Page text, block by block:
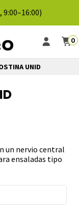
0
UNID
un nervio central
ensaladas tipo